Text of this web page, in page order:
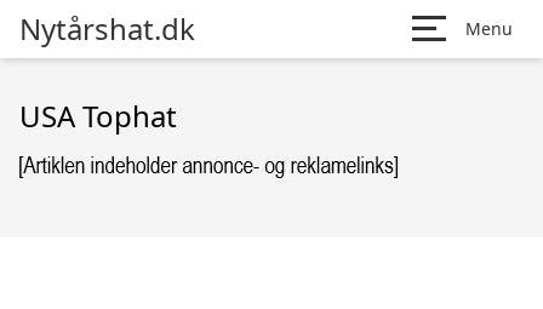
Nytårshat.dk Menu
USA Tophat